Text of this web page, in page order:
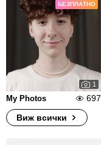
БЕЗПЛАТНО
1
My Photos
697
Виж всички